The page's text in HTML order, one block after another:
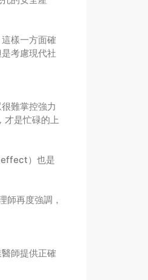
樣一方面確
考慮現代社
難掌控強力
才是忙碌的上
effect）也是
師再度強調，
師提供正確